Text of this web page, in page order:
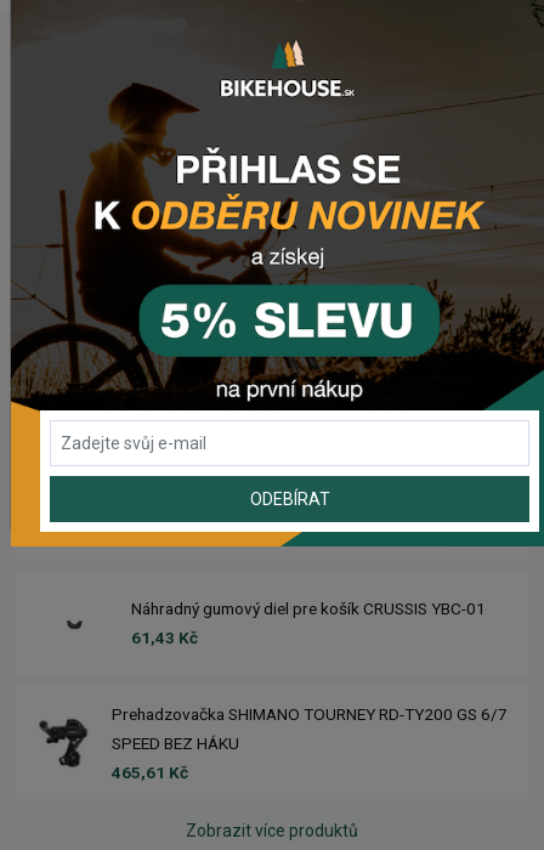
NAPOSLEDY PŘIDANÉ PRODUKTY
Sedlo CHROMAG LIMBER
2 420,18 Kč
Zimušné Rukavice CHROMAG SIGNAL
1 104,44 Kč
Sedlo CHROMAG TRAILMASTER DT V2
2 223,62 Kč
Rebuild kit pedálov CHROMAG SYNTH
1 006,16 Kč
Náhradný gumový diel pre košík CRUSSIS YBC-01
61,43 Kč
Prehadzovačka SHIMANO TOURNEY RD-TY200 GS 6/7
SPEED BEZ HÁKU
465,61 Kč
Zobrazit více produktů
ODEBÍRAT